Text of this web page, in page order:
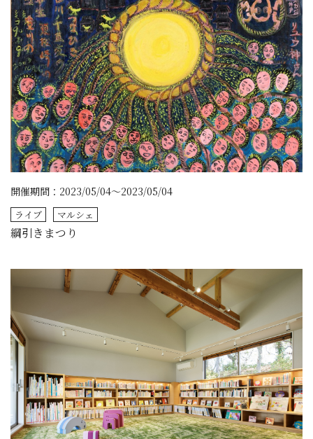
綱引きまつり
開催期間：2023/05/04～2023/05/04
ライブ マルシェ